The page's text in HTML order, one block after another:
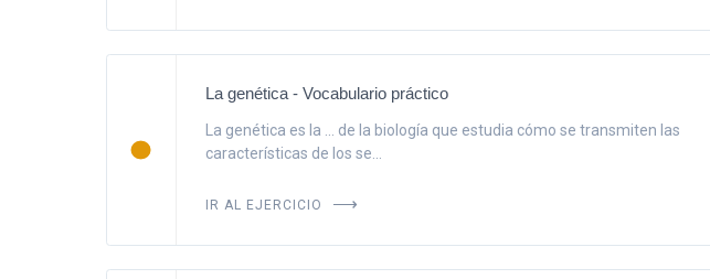
La genética - Vocabulario práctico
La genética es la ... de la biología que estudia cómo se transmiten las
características de los se...
IR AL EJERCICIO